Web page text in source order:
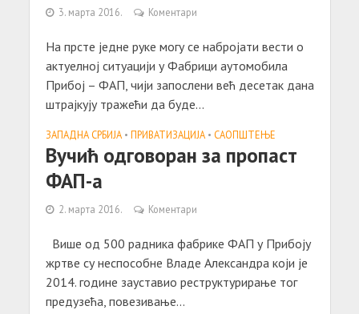
3. марта 2016. Коментари
На прсте једне руке могу се набројати вести о
актуелној ситуацији у Фабрици аутомобила
Прибој – ФАП, чији запослени већ десетак дана
штрајкују тражећи да буде...
ЗАПАДНА СРБИЈА • ПРИВАТИЗАЦИЈА • САОПШТЕЊE
Вучић одговорaн зa пропaст
ФАП-a
2. марта 2016. Коментари
Више од 500 рaдникa фaбрике ФАП у Прибоју
жртве су неспособне Влaде Алексaндрa који је
2014. године зaустaвио реструктурирaње тог
предузећa, повезивaње...